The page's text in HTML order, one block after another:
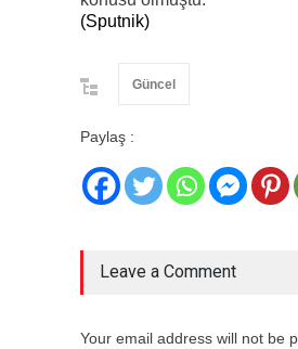
(Sputnik)
Güncel
Paylaş :
Leave a Comment
Your email address will not be